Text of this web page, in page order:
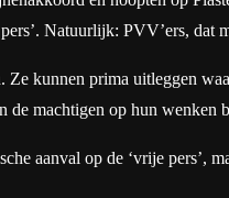
Natuurlijk: PVV’ers,
Ze kunnen prima uitleggen
de machtigen op hun wenken
aanval op de ‘vrije pers’,